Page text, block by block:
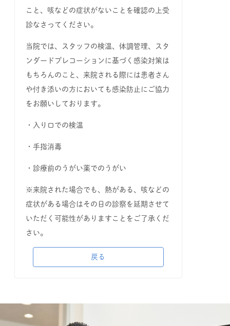
こと、咳などの症状がないことを確認の上受
診なさってください。
当院では、スタッフの検温、体調管理、スタ
ンダードプレコーションに基づく感染対策は
もちろんのこと、来院される際には患者さん
や付き添いの方においても感染防止にご協力
をお願いしております。
・入り口での検温
・手指消毒
・診療前のうがい薬でのうがい
※来院された場合でも、熱がある、咳などの
症状がある場合はその日の診察を延期させて
いただく可能性がありますことをご了承くだ
さい。
戻る